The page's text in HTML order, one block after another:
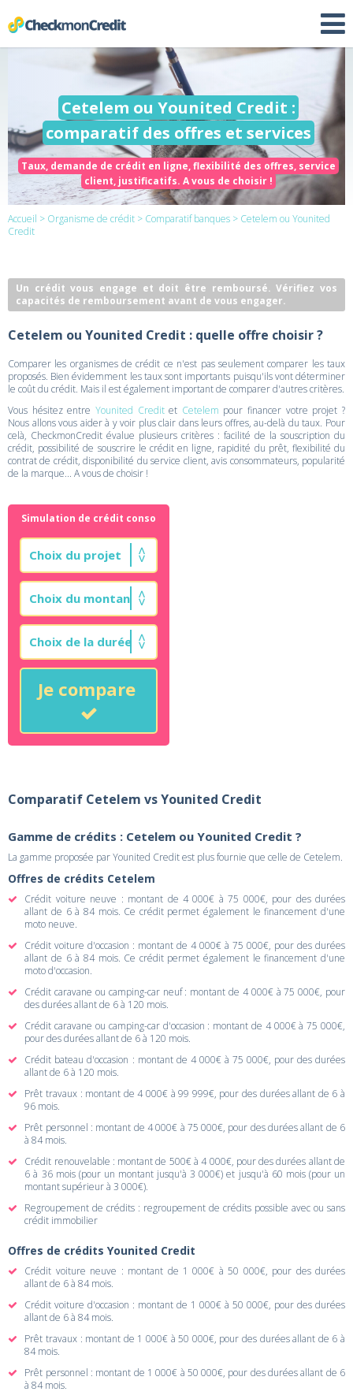
Cetelem ou Younited Credit :
comparatif des offres et services
Taux, demande de crédit en ligne, flexibilité des offres, service
client, justificatifs. A vous de choisir !
Accueil > Organisme de crédit > Comparatif banques > Cetelem ou Younited
Credit
Un crédit vous engage et doit être remboursé. Vérifiez vos
capacités de remboursement avant de vous engager.
Cetelem ou Younited Credit : quelle offre choisir ?
Comparer les organismes de crédit ce n'est pas seulement comparer les taux
proposés. Bien évidemment les taux sont importants puisqu'ils vont déterminer
le coût du crédit. Mais il est également important de comparer d'autres critères.
Vous hésitez entre Younited Creditet Cetelem pour financer votre projet ?
Nous allons vous aider à y voir plus clair dans leurs offres, au-delà du taux. Pour
celà, CheckmonCredit évalue plusieurs critères : facilité de la souscription du
crédit, possibilité de souscrire le crédit en ligne, rapidité du prêt, flexibilité du
contrat de crédit, disponibilité du service client, avis consommateurs, popularité
de la marque... A vous de choisir !
Simulation de crédit conso
Je compare
Comparatif Cetelem vs Younited Credit
Gamme de crédits : Cetelem ou Younited Credit ?
La gamme proposée par Younited Credit est plus fournie que celle de Cetelem.
Offres de crédits Cetelem
Crédit voiture neuve : montant de 4 000€ à 75 000€, pour des durées
allant de 6 à 84 mois. Ce crédit permet également le financement d'une
moto neuve.
Crédit voiture d'occasion : montant de 4 000€ à 75 000€, pour des durées
allant de 6 à 84 mois. Ce crédit permet également le financement d'une
moto d'occasion.
Crédit caravane ou camping-car neuf : montant de 4 000€ à 75 000€, pour
des durées allant de 6 à 120 mois.
Crédit caravane ou camping-car d'occasion : montant de 4 000€ à 75 000€,
pour des durées allant de 6 à 120 mois.
Crédit bateau d'occasion : montant de 4 000€ à 75 000€, pour des durées
allant de 6 à 120 mois.
Prêt travaux : montant de 4 000€ à 99 999€, pour des durées allant de 6 à
96 mois.
Prêt personnel : montant de 4 000€ à 75 000€, pour des durées allant de 6
à 84 mois.
Crédit renouvelable : montant de 500€ à 4 000€, pour des durées allant de
6 à 36 mois (pour un montant jusqu'à 3 000€) et jusqu'à 60 mois (pour un
montant supérieur à 3 000€).
Regroupement de crédits : regroupement de crédits possible avec ou sans
crédit immobilier
Offres de crédits Younited Credit
Crédit voiture neuve : montant de 1 000€ à 50 000€, pour des durées
allant de 6 à 84 mois.
Crédit voiture d'occasion : montant de 1 000€ à 50 000€, pour des durées
allant de 6 à 84 mois.
Prêt travaux : montant de 1 000€ à 50 000€, pour des durées allant de 6 à
84 mois.
Prêt personnel : montant de 1 000€ à 50 000€, pour des durées allant de 6
à 84 mois.